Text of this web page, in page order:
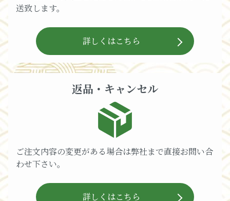
送致します。
詳しくはこちら
返品・キャンセル
ご注文内容の変更がある場合は弊社まで直接お問い合
わせ下さい。
詳しくはこちら